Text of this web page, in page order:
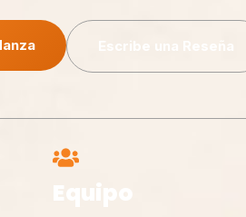
Escribe una Reseña
Equipo